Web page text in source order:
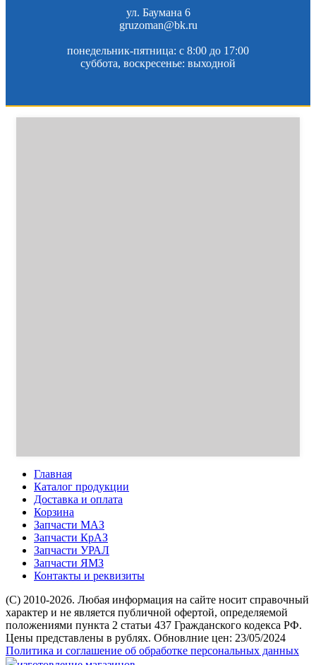
ул. Баумана 6
gruzoman@bk.ru
понедельник-пятница: c 8:00 до 17:00
суббота, воскресенье: выходной
Главная
Каталог продукции
Доставка и оплата
Корзина
Запчасти МАЗ
Запчасти КрАЗ
Запчасти УРАЛ
Запчасти ЯМЗ
Контакты и реквизиты
(C) 2010-2026. Любая информация на сайте носит справочный
характер и не является публичной офертой, определяемой
положениями пункта 2 статьи 437 Гражданского кодекса РФ.
Цены представлены в рублях. Обновлние цен: 23/05/2024
Политика и соглашение об обработке персональных данных